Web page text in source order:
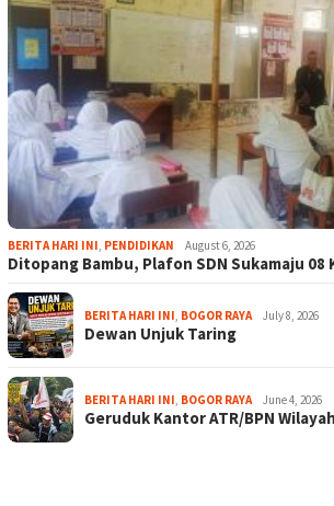
BERITA HARI INI, PENDIDIKAN August 6, 2026
Ditopang Bambu, Plafon SDN Sukamaju 08
BERITA HARI INI, BOGOR RAYA July 8, 2026
Dewan Unjuk Taring
BERITA HARI INI, BOGOR RAYA June 4, 2026
Geruduk Kantor ATR/BPN